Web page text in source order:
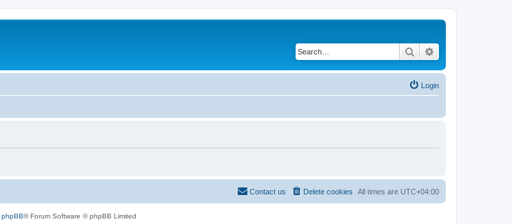
Search
Login
All times are UTC+04:00
Delete cookies
Contact us
phpBB® Forum Software © phpBB Limited